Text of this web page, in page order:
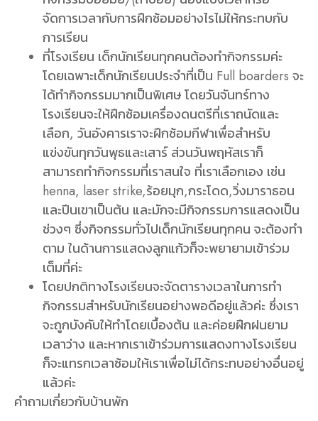
จัดการเวลากับการฝึกซ้อมอย่างไรไม่ให้กระทบกับ
การเรียน
ที่โรงเรียน เด็กนักเรียนทุกคนต้องทำกิจกรรมค่ะ
โดยเฉพาะเด็กนักเรียนประจำที่เป็น Full boarders จะ
ได้ทำกิจกรรมมากเป็นพิเศษ โดยวันจันทร์ทาง
โรงเรียนจะให้ฝึกซ้อมเครื่องดนตรีที่เราถนัดและ
เลือก, วันอังคารเราจะฝึกซ้อมกีฬาเพื่อสำหรับ
แข่งขันทุกวันพุธและเสาร์ ส่วนวันพฤหัสเราก็
สามารถทำกิจกรรมที่เราสนใจ ที่เราเลือกเอง เช่น
henna, laser strike,ร้อยมุก,กระโดด,วิ่งมาราธอน
และปีนเขาเป็นต้น และมักจะมีกิจกรรมการแสดงเป็น
ช่วงๆ ซึ่งกิจกรรมทั่วไปเด็กนักเรียนทุกคน จะต้องทำ
ตาม ในด้านการแสดงลูกแก้วก็จะพยายามเข้าร่วม
เต็มที่ค่ะ
โดยปกติทางโรงเรียนจะจัดตารางเวลาในการทำ
กิจกรรมสำหรับนักเรียนอย่างพอดีอยู่แล้วค่ะ ซึ่งเรา
จะถูกบังคับให้ทำโดยเบื้องต้น และค่อยฝึกฝนยาม
เวลาว่าง และหากเราเข้าร่วมการแสดงทางโรงเรียน
ก็จะแทรกเวลาซ้อมให้เราเพื่อไม่ได้กระทบอย่างอื่นอยู่
แล้วค่ะ
คำถามเกี่ยวกับบ้านพัก